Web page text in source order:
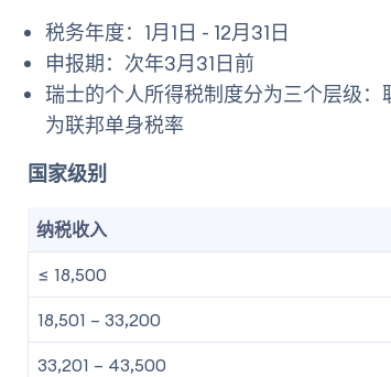
税务年度：1月1日 - 12月31日
申报期：次年3月31日前
瑞士的个人所得税制度分为三个层级
为联邦单身税率
国家级别
纳税收入
≤ 18,500
18,501 – 33,200
33,201 – 43,500